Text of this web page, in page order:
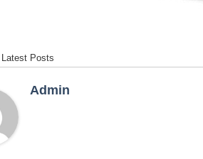
Latest Posts
Admin